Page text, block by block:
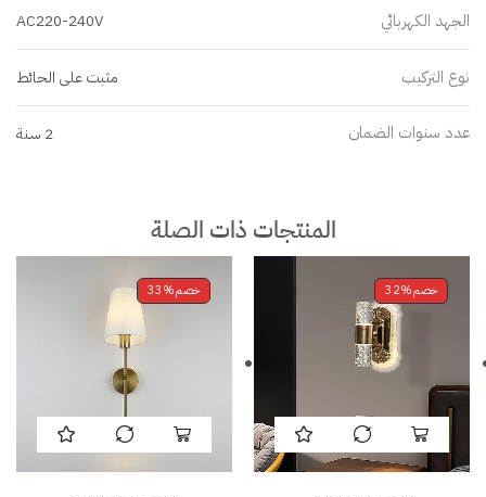
الجهد الكهربائي AC220-240V
نوع التركيب مثبت على الحائط
عدد سنوات الضمان 2 سنة
المنتجات ذات الصلة
خصم32% خصم33%